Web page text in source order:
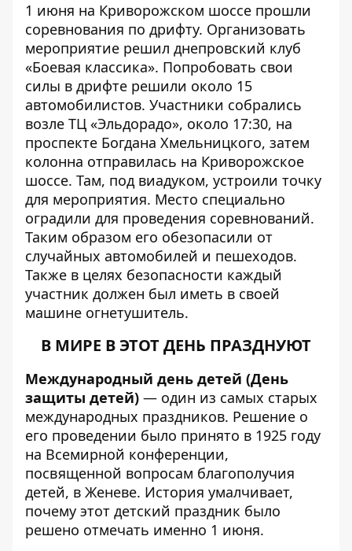
1 июня на Криворожском шоссе прошли
соревнования по дрифту. Организовать
мероприятие решил днепровский клуб
«Боевая классика». Попробовать свои
силы в дрифте решили около 15
автомобилистов. Участники собрались
возле ТЦ «Эльдорадо», около 17:30, на
проспекте Богдана Хмельницкого, затем
колонна отправилась на Криворожское
шоссе. Там, под виадуком, устроили точку
для мероприятия. Место специально
оградили для проведения соревнований.
Таким образом его обезопасили от
случайных автомобилей и пешеходов.
Также в целях безопасности каждый
участник должен был иметь в своей
машине огнетушитель.
В МИРЕ В ЭТОТ ДЕНЬ ПРАЗДНУЮТ
Международный день детей (День
защиты детей) — один из самых старых
международных праздников. Решение о
его проведении было принято в 1925 году
на Всемирной конференции,
посвященной вопросам благополучия
детей, в Женеве. История умалчивает,
почему этот детский праздник было
решено отмечать именно 1 июня.